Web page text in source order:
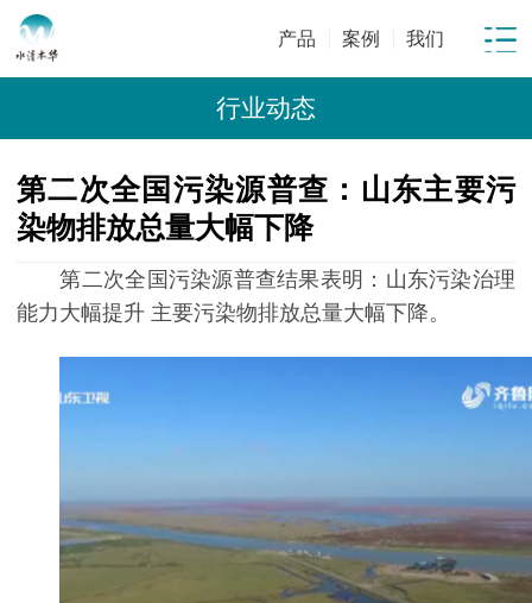
产品 案例 我们
行业动态
第二次全国污染源普查：山东主要污
染物排放总量大幅下降
第二次全国污染源普查结果表明：山东污染治理
能力大幅提升 主要污染物排放总量大幅下降。